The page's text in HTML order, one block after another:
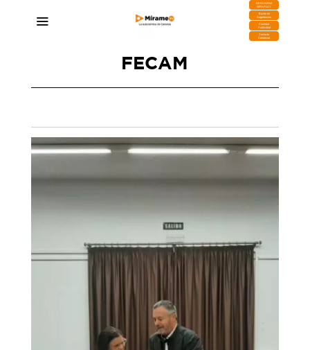
DESCARGA
MIRAPLAY
Buzón de
Sugerencias
Contratar
Publicidad
Contacto
Comercial
FECAM